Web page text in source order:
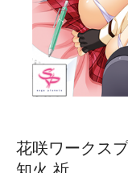
花咲ワークス